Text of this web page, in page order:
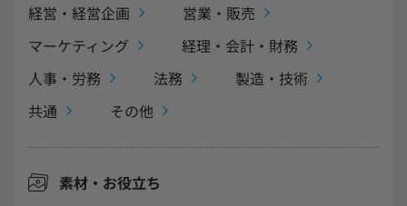
経営・経営企画
営業・販売
マーケティング
経理・会計・財務
人事・労務
法務
製造・技術
共通
その他
素材・お役立ち